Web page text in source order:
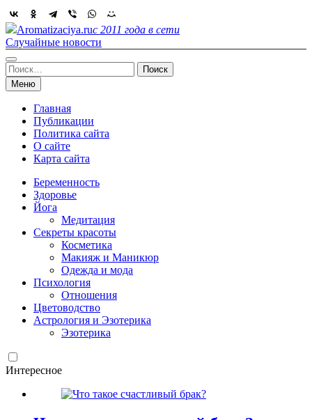
Skip
to
content
Aromatizaciya.ruс 2011 года в сети
Случайные новости
Найти:
Меню
Главная
Публикации
Политика сайта
О сайте
Карта сайта
Беременность
Здоровье
Йога
Медитация
Секреты красоты
Косметика
Макияж и Маникюр
Одежда и мода
Психология
Отношения
Цветоводство
Астрология и Эзотерика
Эзотерика
Интересное